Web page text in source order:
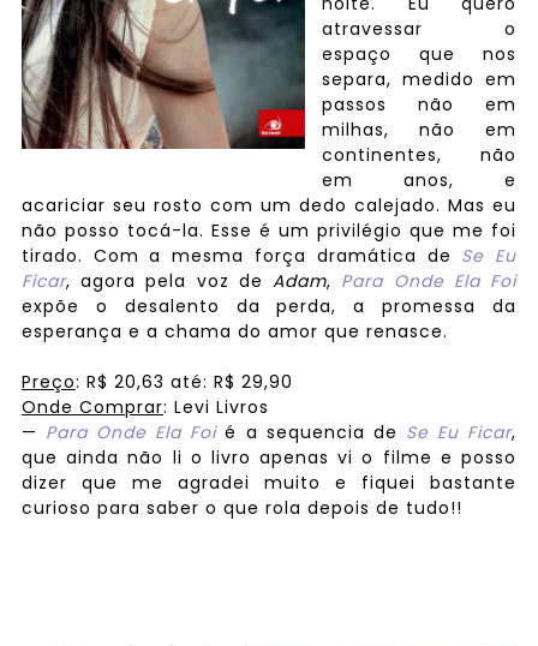
atravessar o
espaço que nos
separa, medido em
passos não em
milhas, não em
continentes, não
em anos, e
acariciar seu rosto com um dedo calejado. Mas eu
não posso tocá-la. Esse é um privilégio que me foi
tirado. Com a mesma força dramática de Se Eu
Ficar, agora pela voz deAdam, Para Onde Ela Foi
expõe o desalento da perda, a promessa da
esperança e a chama do amor que renasce.
Preço: R$ 20,63 até: R$ 29,90
Onde Comprar: Levi Livros
— Para Onde Ela Foié a sequencia de Se Eu Ficar,
que ainda não li o livro apenas vi o filme e posso
dizer que me agradei muito e fiquei bastante
curioso para saber o que rola depois de tudo!!